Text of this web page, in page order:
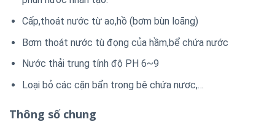
Cấp,thoát nước từ ao,hồ (bơm bùn loãng)
Bơm thoát nước tù đọng của hầm,bể chứa nước
Nước thải trung tính độ PH 6~9
Loại bỏ các cặn bẩn trong bê chứa nươc,…
Thông số chung